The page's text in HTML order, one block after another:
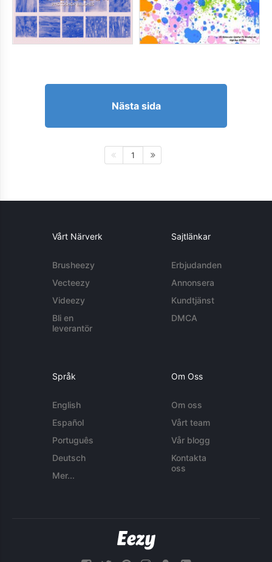
Nästa sida
1
Vårt Närverk
Brusheezy
Vecteezy
Videezy
Bli en
leverantör
Sajtlänkar
Erbjudanden
Annonsera
Kundtjänst
DMCA
Språk
English
Español
Português
Deutsch
Mer...
Om Oss
Om oss
Vårt team
Vår blogg
Kontakta
oss